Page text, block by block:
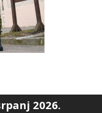
2026.